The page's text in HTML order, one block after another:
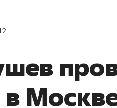
правил, бизнес может
потерять минимум
полгода»